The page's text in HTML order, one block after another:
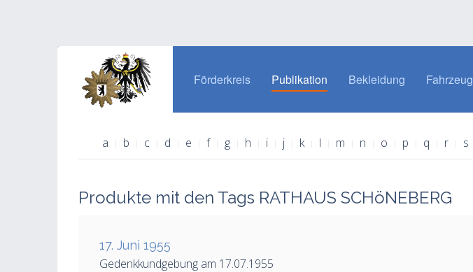
Förderkreis Publikation Bekleidung Fahrzeug
a b c d e f g h i j k l m n o p q r s
Produkte mit den Tags RATHAUS SCHöNEBERG
17. Juni 1955
Gedenkkundgebung am 17.07.1955